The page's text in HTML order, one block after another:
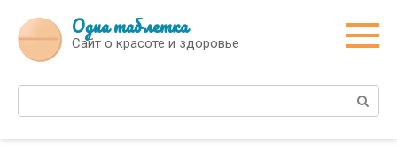
контенту
Одна таблетка
Сайт о красоте и здоровье
Поиск: